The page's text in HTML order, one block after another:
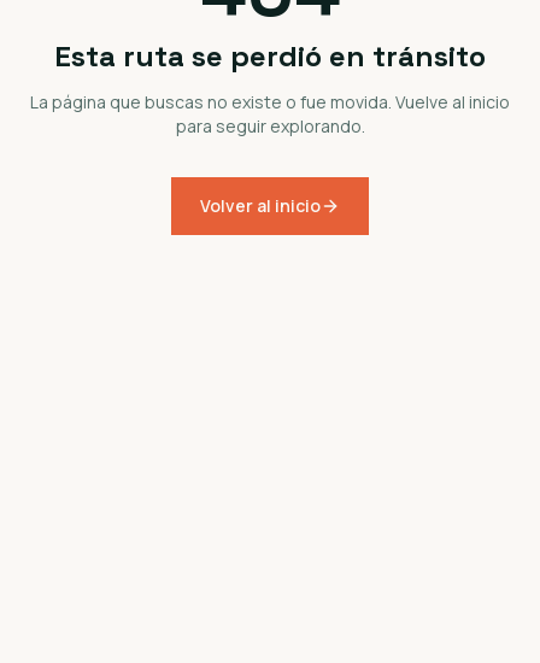
Esta ruta se perdió en tránsito
La página que buscas no existe o fue movida. Vuelve al inicio
para seguir explorando.
Volver al inicio